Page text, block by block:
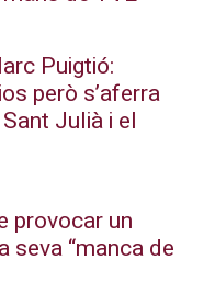
Puigtió:
però s’aferra
Julià i el
provocar un
seva “manca de